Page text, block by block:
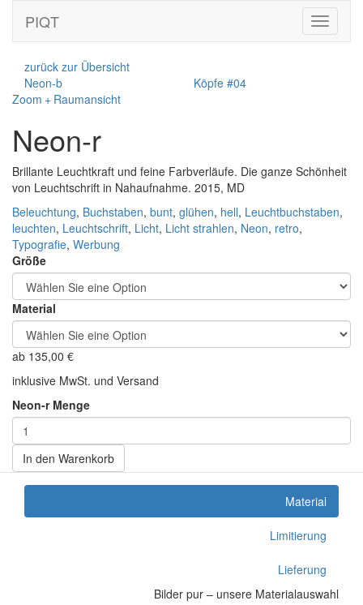
Toggle
PIQT
zurück zur Übersicht
Neon-b
Köpfe #04
Zoom + Raumansicht
Neon-r
Brillante Leuchtkraft und feine Farbverläufe. Die ganze Schönheit
von Leuchtschrift in Nahaufnahme. 2015, MD
Beleuchtung, Buchstaben, bunt, glühen, hell, Leuchtbuchstaben,
leuchten, Leuchtschrift, Licht, Licht strahlen, Neon, retro,
Typografie, Werbung
Größe
Material
ab 135,00 €
inklusive MwSt. und Versand
Neon-r Menge
In den Warenkorb
Material
Limitierung
Lieferung
Bilder pur – unsere Materialauswahl